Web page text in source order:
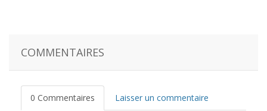
COMMENTAIRES
0 Commentaires Laisser un commentaire